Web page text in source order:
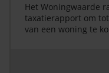
Het Woningwaarde
taxatierapport om
van een woning te